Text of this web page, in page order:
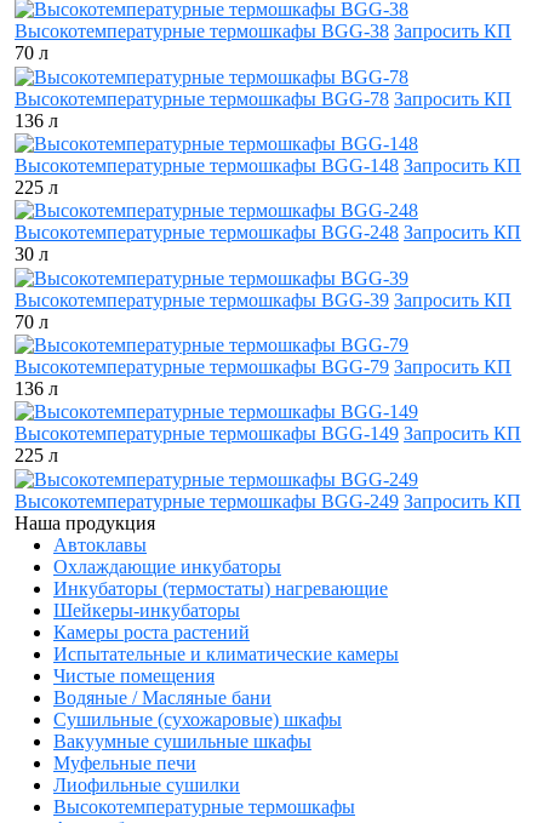
Высокотемпературные термошкафы BGG-38 Запросить КП
70 л
Высокотемпературные термошкафы BGG-78 Запросить КП
136 л
Высокотемпературные термошкафы BGG-148 Запросить КП
225 л
Высокотемпературные термошкафы BGG-248 Запросить КП
30 л
Высокотемпературные термошкафы BGG-39 Запросить КП
70 л
Высокотемпературные термошкафы BGG-79 Запросить КП
136 л
Высокотемпературные термошкафы BGG-149 Запросить КП
225 л
Высокотемпературные термошкафы BGG-249 Запросить КП
Наша продукция
Автоклавы
Охлаждающие инкубаторы
Инкубаторы (термостаты) нагревающие
Шейкеры-инкубаторы
Камеры роста растений
Испытательные и климатические камеры
Чистые помещения
Водяные / Масляные бани
Сушильные (сухожаровые) шкафы
Вакуумные сушильные шкафы
Муфельные печи
Лиофильные сушилки
Высокотемпературные термошкафы